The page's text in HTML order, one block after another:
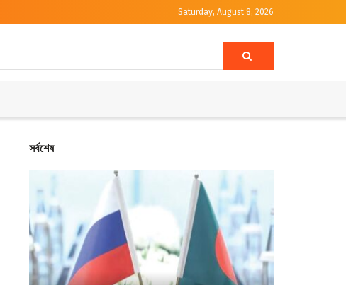
Saturday, August 8, 2026
সর্বশেষ